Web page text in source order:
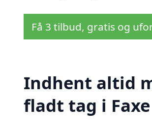
Få 3 tilbud, gratis og
Indhent altid
fladt tag i Faxe